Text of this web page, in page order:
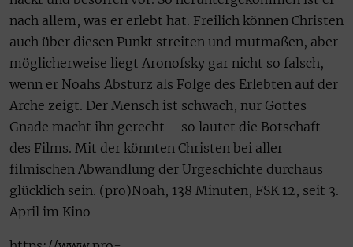
nach allem, was er erlebt hat. Freilich können Christen
auch über diesen Punkt streiten und mutmaßen, aber
möglicherweise liegt Aronofsky gar nicht so falsch,
wenn er Noahs Absturz als Folge des Erlebten auf der
Arche zeigt. Der Mensch ist schwach, nur Gottes
Gnade macht ihn gerecht – so lautet die Botschaft
des Films. Mit der könnten Christen bei aller
filmischen Abwandlung der Urgeschichte durchaus
glücklich sein. (pro)Noah, 138 Minuten, FSK 12, seit 3.
April im Kino